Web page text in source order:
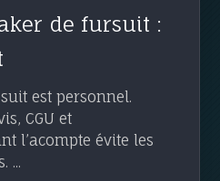
de fursuit :
est personnel.
CGU et
l’acompte évite les
...